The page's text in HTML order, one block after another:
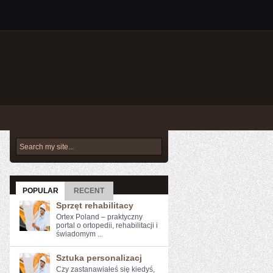
POPULAR RECENT
Sprzęt rehabilitacy
Ortex Poland – praktyczny
portal o ortopedii, rehabilitacji i
świadomym ...
Sztuka personalizacj
Czy zastanawiałeś się kiedyś,